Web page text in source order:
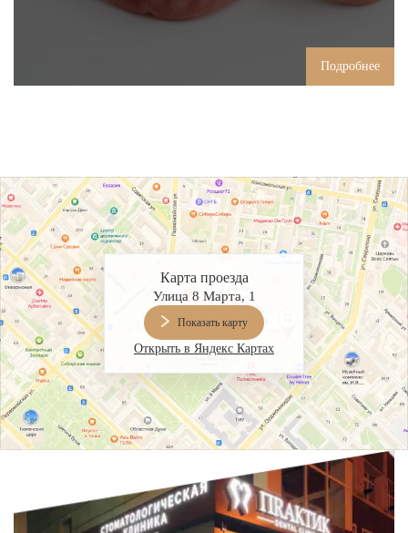
Подробнее
Карта проезда
Улица 8 Марта, 1
Показать карту
Открыть в Яндекс Картах